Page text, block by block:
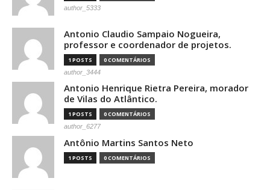
author_5333
Antonio Claudio Sampaio Nogueira,
professor e coordenador de projetos.
1 POSTS 0 COMENTÁRIOS
author_3444
Antonio Henrique Rietra Pereira, morador
de Vilas do Atlântico.
1 POSTS 0 COMENTÁRIOS
author_6277
Antônio Martins Santos Neto
1 POSTS 0 COMENTÁRIOS